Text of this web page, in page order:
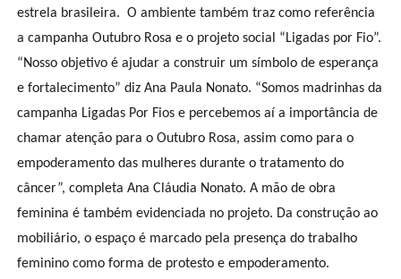
estrela brasileira. O ambiente também traz como referência
a campanha Outubro Rosa e o projeto social “Ligadas por Fio”.
“Nosso objetivo é ajudar a construir um símbolo de esperança
e fortalecimento” diz Ana Paula Nonato. “Somos madrinhas da
campanha Ligadas Por Fios e percebemos aí a importância de
chamar atenção para o Outubro Rosa, assim como para o
empoderamento das mulheres durante o tratamento do
câncer”, completa Ana Cláudia Nonato. A mão de obra
feminina é também evidenciada no projeto. Da construção ao
mobiliário, o espaço é marcado pela presença do trabalho
feminino como forma de protesto e empoderamento.